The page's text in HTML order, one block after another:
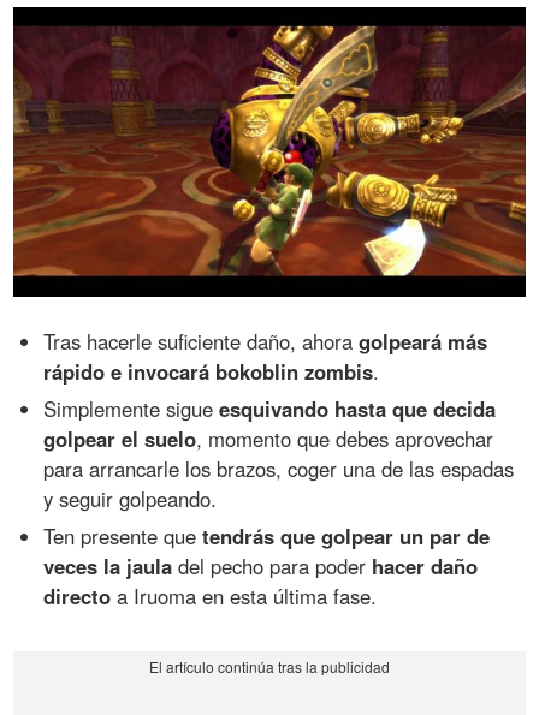
Tras hacerle suficiente daño, ahoragolpeará más
rápido e invocará bokoblin zombis.
Simplemente sigueesquivando hasta que decida
golpear el suelo, momento que debes aprovechar
para arrancarle los brazos, coger una de las espadas
y seguir golpeando.
Ten presente quetendrás que golpear un par de
veces la jaula del pecho para poder hacer daño
directo a Iruoma en esta última fase.